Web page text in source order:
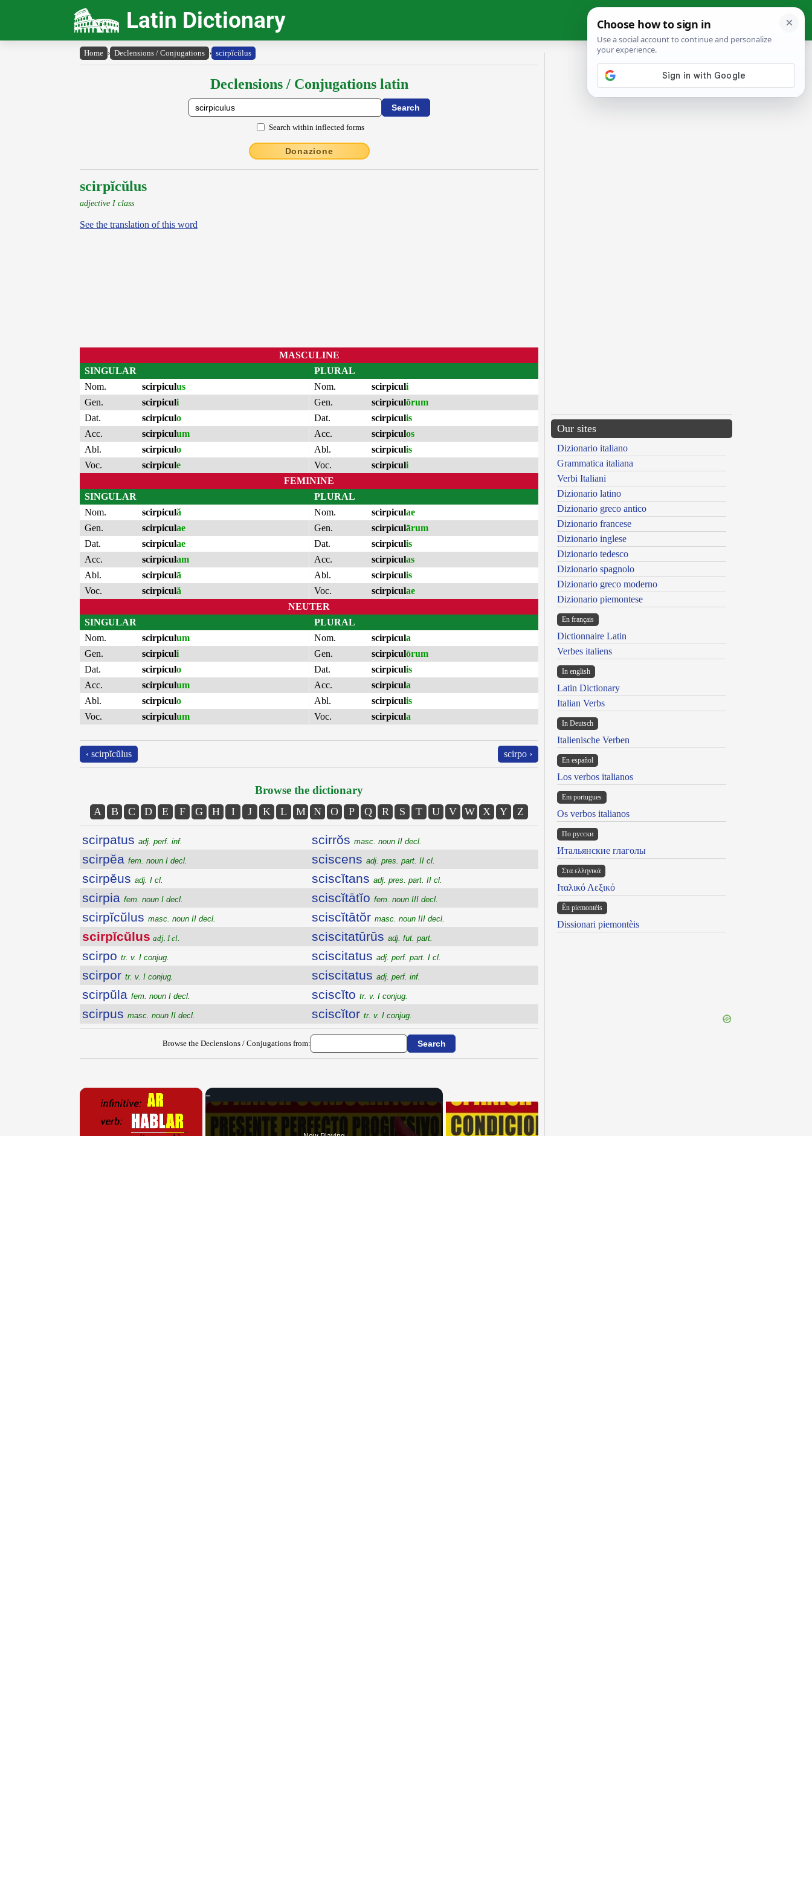
Latin Dictionary
Home › Declensions / Conjugations › scirpĭcŭlus
Declensions / Conjugations latin
Search within inflected forms
Donazione
scirpĭcŭlus
adjective I class
See the translation of this word
MASCULINE
SINGULAR
Nom.
scirpiculus
Gen.
scirpiculi
Dat.
scirpiculo
Acc.
scirpiculum
Abl.
scirpiculo
Voc.
scirpicule
PLURAL
Nom.
scirpiculi
Gen.
scirpiculōrum
Dat.
scirpiculis
Acc.
scirpiculos
Abl.
scirpiculis
Voc.
scirpiculi
FEMININE
SINGULAR
Nom.
scirpiculă
Gen.
scirpiculae
Dat.
scirpiculae
Acc.
scirpiculam
Abl.
scirpiculā
Voc.
scirpiculă
PLURAL
Nom.
scirpiculae
Gen.
scirpiculārum
Dat.
scirpiculis
Acc.
scirpiculas
Abl.
scirpiculis
Voc.
scirpiculae
NEUTER
SINGULAR
Nom.
scirpiculum
Gen.
scirpiculi
Dat.
scirpiculo
Acc.
scirpiculum
Abl.
scirpiculo
Voc.
scirpiculum
PLURAL
Nom.
scirpicula
Gen.
scirpiculōrum
Dat.
scirpiculis
Acc.
scirpicula
Abl.
scirpiculis
Voc.
scirpicula
‹ scirpĭcŭlus scirpo ›
Browse the dictionary
A B C D E F G H I J K L M N O P Q R S T U V W X Y Z
scirpatus adj. perf. inf.
scirpĕa fem. noun I decl.
scirpĕus adj. I cl.
scirpia fem. noun I decl.
scirpĭcŭlus masc. noun II decl.
scirpĭcŭlus adj. I cl.
scirpo tr. v. I conjug.
scirpor tr. v. I conjug.
scirpŭla fem. noun I decl.
scirpus masc. noun II decl.
scirrŏs masc. noun II decl.
sciscens adj. pres. part. II cl.
sciscĭtans adj. pres. part. II cl.
sciscĭtātĭo fem. noun III decl.
sciscĭtātŏr masc. noun III decl.
sciscitatūrūs adj. fut. part.
sciscitatus adj. perf. part. I cl.
sciscitatus adj. perf. inf.
sciscĭto tr. v. I conjug.
sciscĭtor tr. v. I conjug.
Browse the Declensions / Conjugations from:
×
Now Playing
Our sites
Dizionario italiano
Grammatica italiana
Verbi Italiani
Dizionario latino
Dizionario greco antico
Dizionario francese
Dizionario inglese
Dizionario tedesco
Dizionario spagnolo
Dizionario greco moderno
Dizionario piemontese
En français
Dictionnaire Latin
Verbes italiens
In english
Latin Dictionary
Italian Verbs
In Deutsch
Italienische Verben
En español
Los verbos italianos
Em portugues
Os verbos italianos
По русски
Итальянские глаголы
Στα ελληνικά
Ιταλικό Λεξικό
Ën piemontèis
Dissionari piemontèis